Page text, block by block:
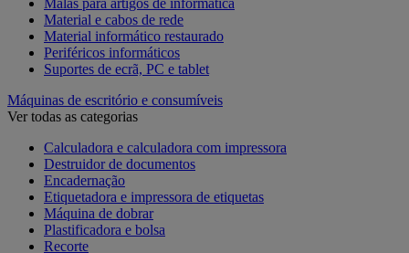
Material e cabos de rede
Material informático restaurado
Periféricos informáticos
Suportes de ecrã, PC e tablet
Máquinas de escritório e consumíveis
Ver todas as categorias
Calculadora e calculadora com impressora
Destruidor de documentos
Encadernação
Etiquetadora e impressora de etiquetas
Máquina de dobrar
Plastificadora e bolsa
Recorte